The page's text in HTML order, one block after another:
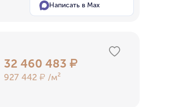
Написать в Max
32 460 483 ₽
927 442 ₽ /м²